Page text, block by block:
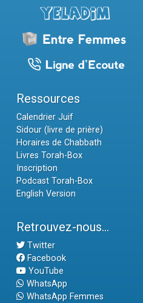
Ressources
Calendrier Juif
Sidour (livre de prière)
Horaires de Chabbath
Livres Torah-Box
Inscription
Podcast Torah-Box
English Version
Retrouvez-nous...
Twitter
Facebook
YouTube
WhatsApp
WhatsApp Femmes